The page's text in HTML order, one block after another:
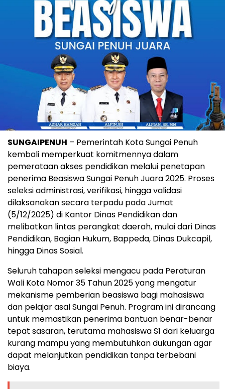
SUNGAIPENUH – Pemerintah Kota Sungai Penuh
kembali memperkuat komitmennya dalam
pemerataan akses pendidikan melalui penetapan
penerima Beasiswa Sungai Penuh Juara 2025. Proses
seleksi administrasi, verifikasi, hingga validasi
dilaksanakan secara terpadu pada Jumat
(5/12/2025) di Kantor Dinas Pendidikan dan
melibatkan lintas perangkat daerah, mulai dari Dinas
Pendidikan, Bagian Hukum, Bappeda, Dinas Dukcapil,
hingga Dinas Sosial.
Seluruh tahapan seleksi mengacu pada Peraturan
Wali Kota Nomor 35 Tahun 2025 yang mengatur
mekanisme pemberian beasiswa bagi mahasiswa
dan pelajar asal Sungai Penuh. Program ini dirancang
untuk memastikan penerima bantuan benar-benar
tepat sasaran, terutama mahasiswa S1 dari keluarga
kurang mampu yang membutuhkan dukungan agar
dapat melanjutkan pendidikan tanpa terbebani
biaya.